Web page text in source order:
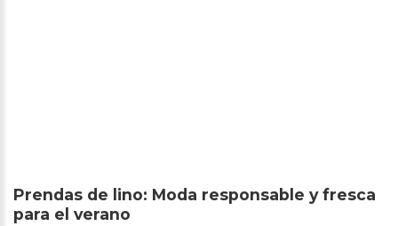
Prendas de lino: Moda responsable y fresca
para el verano